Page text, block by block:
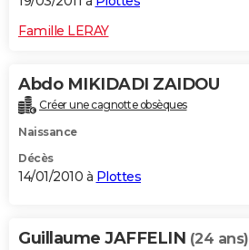
Famille LERAY
Abdo MIKIDADI ZAIDOU
Créer une cagnotte obsèques
Naissance
Décès
14/01/2010 à Plottes
Guillaume JAFFELIN (24 ans)